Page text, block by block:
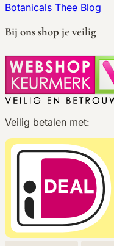
Botanicals Thee Blog
Bij ons shop je veilig
Veilig betalen met: